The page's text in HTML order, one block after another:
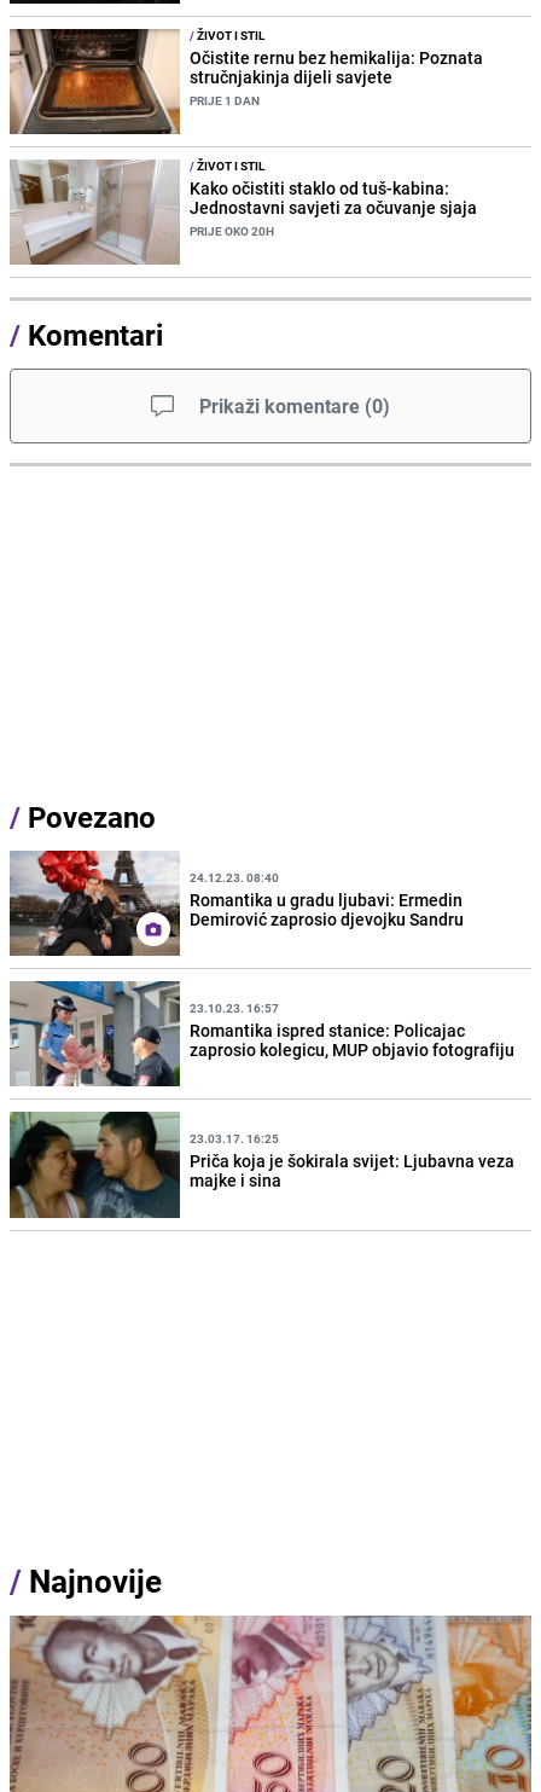
/ŽIVOT I STIL
Očistite rernu bez hemikalija: Poznata
stručnjakinja dijeli savjete
PRIJE 1 DAN
/ŽIVOT I STIL
Kako očistiti staklo od tuš-kabina:
Jednostavni savjeti za očuvanje sjaja
PRIJE OKO 20H
/ Komentari
Prikaži komentare (0)
/ Povezano
24.12.23. 08:40
Romantika u gradu ljubavi: Ermedin
Demirović zaprosio djevojku Sandru
23.10.23. 16:57
Romantika ispred stanice: Policajac
zaprosio kolegicu, MUP objavio fotografiju
23.03.17. 16:25
Priča koja je šokirala svijet: Ljubavna veza
majke i sina
/ Najnovije